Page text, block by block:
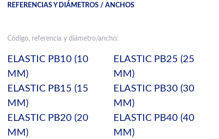
REFERENCIAS Y DIÁMETROS / ANCHOS
Código, referencia y diámetro/ancho:
ELASTIC PB10 (10
MM)
ELASTIC PB15 (15
MM)
ELASTIC PB20 (20
MM)
ELASTIC PB25 (25
MM)
ELASTIC PB30 (30
MM)
ELASTIC PB40 (40
MM)